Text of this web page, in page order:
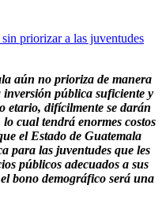
priorizar a las juventudes
aún no prioriza de manera
pública suficiente y
etario, difícilmente se darán
cual tendrá enormes costos
el Estado de Guatemala
para las juventudes que les
públicos adecuados a sus
bono demográfico será una